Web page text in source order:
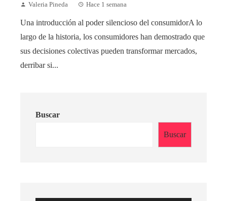
Valeria Pineda Hace 1 semana
Una introducción al poder silencioso del consumidorA lo
largo de la historia, los consumidores han demostrado que
sus decisiones colectivas pueden transformar mercados,
derribar si...
Buscar
Buscar